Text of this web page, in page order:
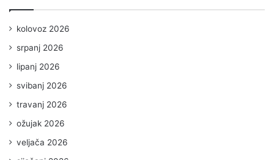
kolovoz 2026
srpanj 2026
lipanj 2026
svibanj 2026
travanj 2026
ožujak 2026
veljača 2026